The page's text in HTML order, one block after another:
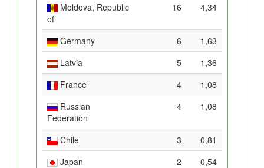
Moldova, Republic
of
16 4,34
Germany 6
1,63
Latvia
5
1,36
France
4
1,08
Russian
Federation
4 1,08
Chile 3
0,81
Japan
2
0,54